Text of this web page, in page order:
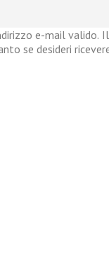
e-mail valido.
se desideri